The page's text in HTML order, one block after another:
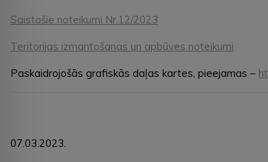
Saistošie noteikumi Nr.12/2023
Teritorijas izmantošanas un apbūves noteikumi
Paskaidrojošās grafiskās daļas kartes, pieejamas –
07.03.2023.